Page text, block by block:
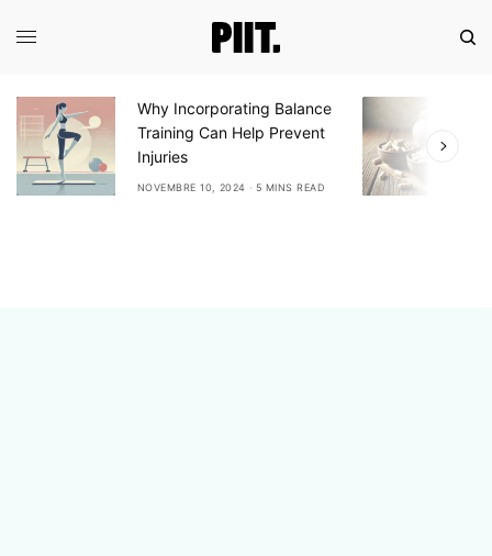
Why Incorporating Balance
Training Can Help Prevent
Injuries
NOVEMBRE 10, 2024 5 MINS READ